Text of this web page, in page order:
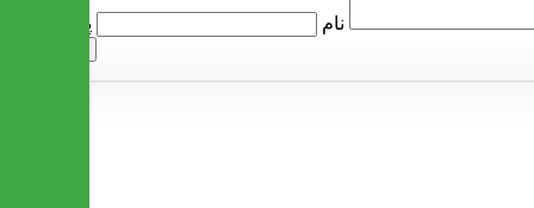
نام